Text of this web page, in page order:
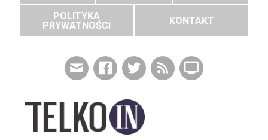
POLITYKA
PRYWATNOŚCI
KONTAKT